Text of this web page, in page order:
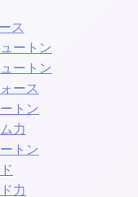
ス
ートン
ートン
ース
トン
力
トン
力